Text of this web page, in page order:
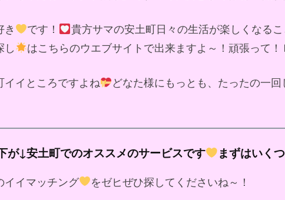
き です！ 貴方サマの安土町日々の生活が楽しくなる
し
はこちらのウエブサイトで出来ますよ～！頑張って！
イイところですよね どなた様にもっとも、たったの一
が↓安土町でのオススメのサービスです まずはいく
イイマッチング をゼヒぜひ探してくださいね～！